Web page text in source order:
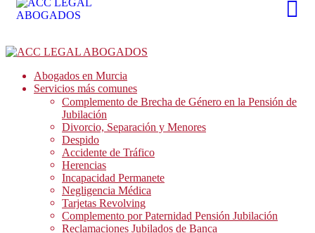
Abogados en Murcia
Servicios más comunes
Complemento de Brecha de Género en la Pensión de
Jubilación
Divorcio, Separación y Menores
Despido
Accidente de Tráfico
Herencias
Incapacidad Permanete
Negligencia Médica
Tarjetas Revolving
Complemento por Paternidad Pensión Jubilación
Reclamaciones Jubilados de Banca